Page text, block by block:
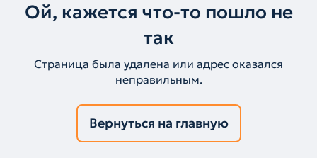
Ой, кажется что-то пошло не
так
Страница была удалена или адрес оказался
неправильным.
Вернуться на главную